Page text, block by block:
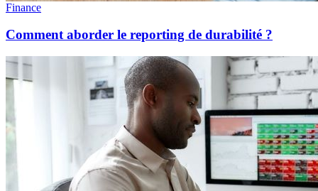
Finance
Comment aborder le reporting de durabilité ?